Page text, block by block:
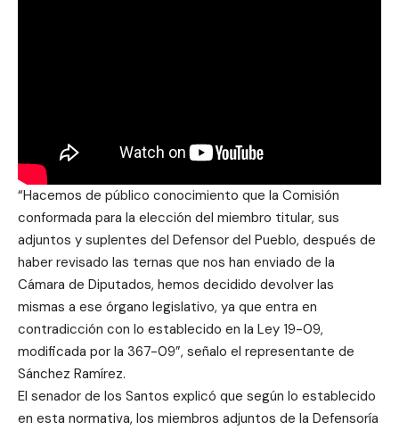
“Hacemos de público conocimiento que la Comisión
conformada para la elección del miembro titular, sus
adjuntos y suplentes del Defensor del Pueblo, después de
haber revisado las ternas que nos han enviado de la
Cámara de Diputados, hemos decidido devolver las
mismas a ese órgano legislativo, ya que entra en
contradicción con lo establecido en la Ley 19-09,
modificada por la 367-09”, señalo el representante de
Sánchez Ramírez.
El senador de los Santos explicó que según lo establecido
en esta normativa, los miembros adjuntos de la Defensoría